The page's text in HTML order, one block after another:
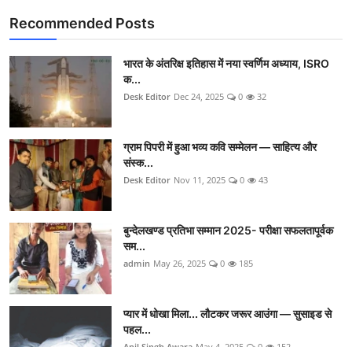
Recommended Posts
भारत के अंतरिक्ष इतिहास में नया स्वर्णिम अध्याय, ISRO
क...
Desk Editor Dec 24, 2025 0 32
ग्राम पिपरी में हुआ भव्य कवि सम्मेलन — साहित्य और
संस्क...
Desk Editor Nov 11, 2025 0 43
बुन्देलखण्ड प्रतिभा सम्मान 2025- परीक्षा सफलतापूर्वक
सम...
admin May 26, 2025 0 185
प्यार में धोखा मिला... लौटकर जरूर आउंगा — सुसाइड से
पहल...